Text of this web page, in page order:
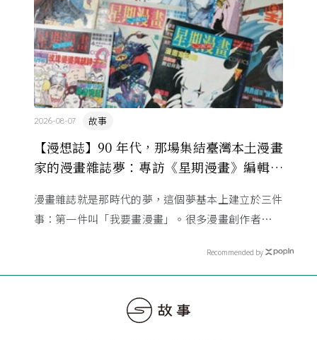
【漫想誌】90 年代，那場集結臺灣本土漫畫
家的漫畫雜誌夢：專訪《星期漫畫》編輯黃
故事
2026-08-07
漫畫雜誌就是那時代的夢，這個夢基本上建立於三件
事：第一件叫「我要畫漫畫」。很多漫畫創作者從小
Recommended by